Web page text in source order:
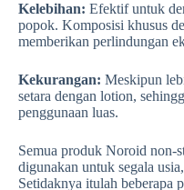
Kelebihan: Efektif untuk
popok. Komposisi khusus
memberikan perlindungan
Kekurangan: Meskipun
setara dengan lotion,
penggunaan luas.
Semua produk Noroid non-
digunakan untuk segala
Setidaknya itulah beberapa